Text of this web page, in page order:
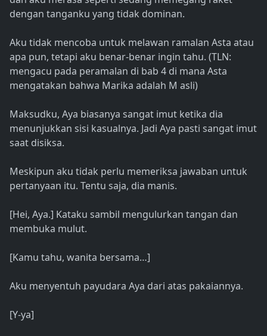
dengan tanganku yang tidak dominan.
Aku tidak mencoba untuk melawan ramalan Asta atau
apa pun, tetapi aku benar-benar ingin tahu. (TLN:
mengacu pada peramalan di bab 4 di mana Asta
mengatakan bahwa Marika adalah M asli)
Maksudku, Aya biasanya sangat imut ketika dia
menunjukkan sisi kasualnya. Jadi Aya pasti sangat imut
saat disiksa.
Meskipun aku tidak perlu memeriksa jawaban untuk
pertanyaan itu. Tentu saja, dia manis.
[Hei, Aya.] Kataku sambil mengulurkan tangan dan
membuka mulut.
[Kamu tahu, wanita bersama…]
Aku menyentuh payudara Aya dari atas pakaiannya.
[Y-ya]